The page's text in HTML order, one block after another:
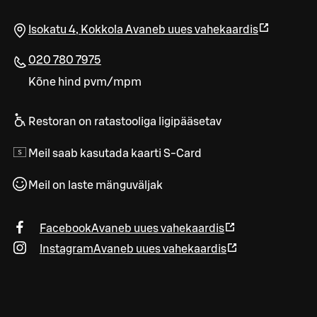
Isokatu 4, Kokkola Avaneb uues vahekaardis
020 780 7975
Kõne hind pvm/mpm
Restoran on ratastooliga ligipääsetav
Meil saab kasutada kaarti S-Card
Meil on laste mänguväljak
FacebookAvaneb uues vahekaardis
InstagramAvaneb uues vahekaardis